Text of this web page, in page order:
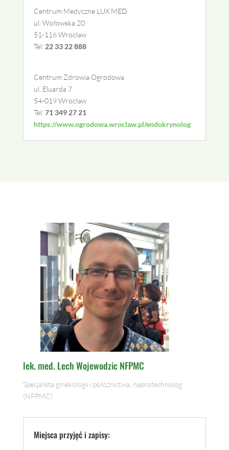
Centrum Medyczne LUX MED
ul. Wołowska 20
51-116Wrocław
Tel:22 33 22 888
Centrum Zdrowia Ogrodowa
ul. Eluarda 7
54-019 Wrocław
Tel:71 349 27 21
https://www.ogrodowa.wroclaw.pl/endokrynolog
lek. med. Lech Wojewodzic NFPMC
Specjalista ginekologii i położnictwa, naprotechnolog
(NFPMC)
Miejsca przyjęć i zapisy: